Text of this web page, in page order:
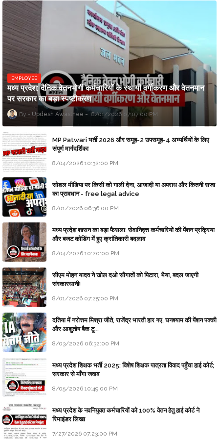
EMPLOYEE
मध्य प्रदेश: दैनिक वेतनभोगी कर्मचारियों के स्थायी वर्गीकरण और वेतनमान
पर सरकार का बड़ा स्पष्टीकरण
Updesh Awasthee 8/01/2026 07:07:00 PM
MP Patwari भर्ती 2026 और समूह-2 उपसमूह-4 अभ्यर्थियों के लिए
संपूर्ण मार्गदर्शिका
8/04/2026 10:32:00 PM
सोशल मीडिया पर किसी को गाली देना, आजादी या अपराध और कितनी सजा
का प्रावधान - free legal advice
8/01/2026 06:36:00 PM
मध्य प्रदेश शासन का बड़ा फैसला: सेवानिवृत्त कर्मचारियों की पेंशन प्रक्रिया
और बजट कोडिंग में हुए क्रांतिकारी बदलाव
8/04/2026 10:20:00 PM
सीएम मोहन यादव ने खोल दओ सौगातों को पिटारा, भैया, बदल जाएगी
संस्कारधानी!
8/01/2026 07:25:00 PM
दतिया में नरोत्तम मिश्रा जीते, राजेंद्र भारती हार गए, घनश्याम की पेंशन पक्की
और आशुतोष बैक टू...
8/03/2026 06:32:00 PM
मध्य प्रदेश शिक्षक भर्ती 2025: विशेष शिक्षक पात्रता विवाद पहुँचा हाई कोर्ट;
सरकार से माँगा जवाब
8/05/2026 10:49:00 PM
मध्य प्रदेश के नवनियुक्त कर्मचारियों को 100% वेतन हेतु हाई कोर्ट ने
रिमाइंडर लिखा
7/27/2026 07:23:00 PM